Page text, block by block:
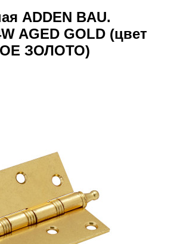
ADDEN BAU.
AGED GOLD (цвет
ЗОЛОТО)